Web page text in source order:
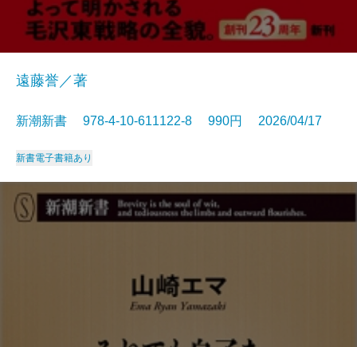
遠藤誉／著
新潮新書 978-4-10-611122-8 990円 2026/04/17
新書電子書籍あり